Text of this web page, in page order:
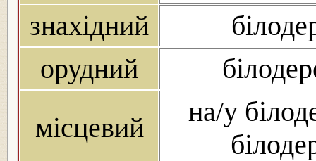
знахідний
орудний
місцевий
на/у